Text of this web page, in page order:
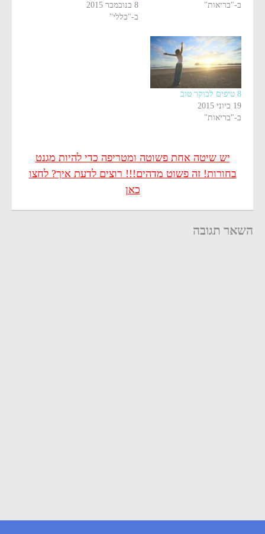
ב-"בריאות"
8 בנובמבר 2015
ב-"כללי"
8 טיפים לבוקר טוב
19 ביוני 2015
ב-"בריאות"
יש שיטה אחת פשוטה ומטריפה כדי להיות מגנט
בחורות! זה פשוט מדהים!!! רוצים לדעת איך? לחצו
כאן
השאר תגובה